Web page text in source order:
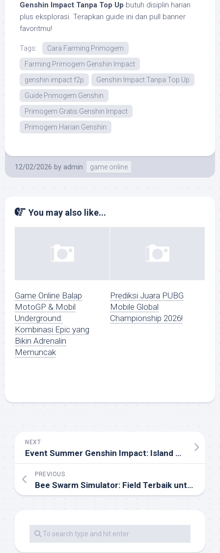
Genshin Impact Tanpa Top Up butuh disiplin harian
plus eksplorasi. Terapkan guide ini dan pull banner
favoritmu!
Tags:
Cara Farming Primogem
Farming Primogem Genshin Impact
genshin impact f2p
Genshin Impact Tanpa Top Up
Guide Primogem Genshin
Primogem Gratis Genshin Impact
Primogem Harian Genshin
12/02/2026 by admin game online
You may also like...
Game Online Balap
MotoGP & Mobil
Underground:
Kombinasi Epic yang
Bikin Adrenalin
Memuncak
Prediksi Juara PUBG
Mobile Global
Championship 2026!
NEXT
Event Summer Genshin Impact: Island Adventure Seru Maksimal – Petualangan Pulau Emas yang Tak Terlupakan!
PREVIOUS
Bee Swarm Simulator: Field Terbaik untuk Honey Max 2026